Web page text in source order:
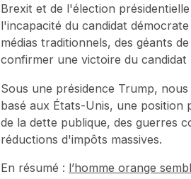
Brexit et de l'élection
l'incapacité du candidat
médias traditionnels, des géants
confirmer une victoire du candidat
Sous une présidence Trump,
basé aux États-Unis, une position
de la dette publique, des guerres
réductions d'impôts massives.
En résumé : l’homme orange